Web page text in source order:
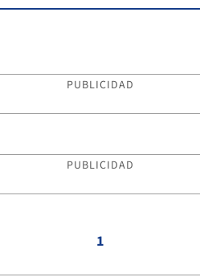
PUBLICIDAD
PUBLICIDAD
1